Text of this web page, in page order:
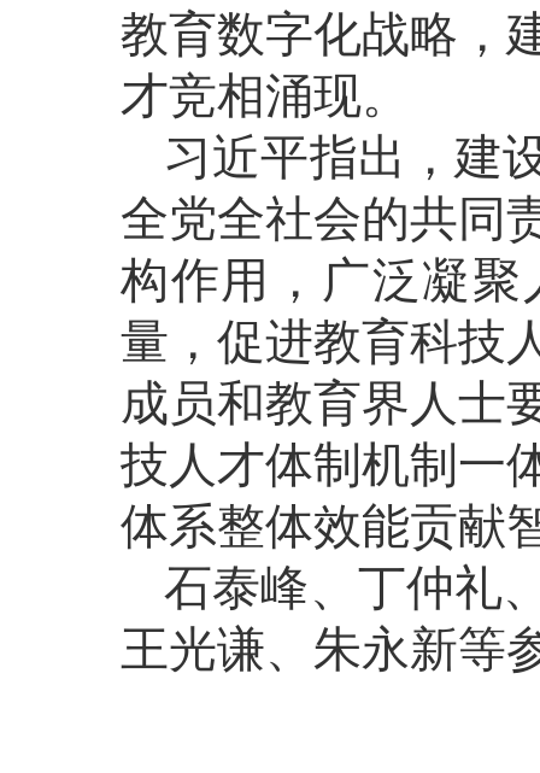
教育数字化战略，
才竞相涌现。
习近平指出，建
全党全社会的共同
构作用，广泛凝
量，促进教育科技
成员和教育界人士
技人才体制机制一
体系整体效能贡献
石泰峰、丁仲礼
王光谦、朱永新等